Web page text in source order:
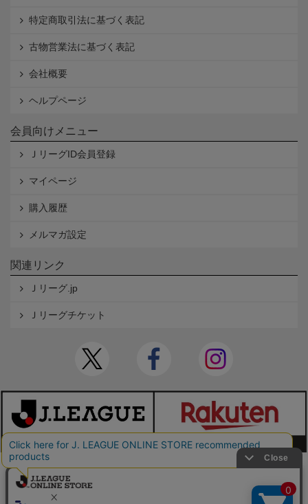
特定商取引法に基づく表記
古物営業法に基づく表記
会社概要
ヘルプページ
会員向けメニュー
ＪリーグID会員登録
マイページ
購入履歴
メルマガ設定
関連リンク
Ｊリーグ.jp
Ｊリーグチケット
本サイトで使用している文章・画像等の無断での複製・転載を禁止します。
© JAPAN PROFESSIONAL FOOTBALL LEAGUE Rakuten Group, Inc. ALL RIGHTS RE